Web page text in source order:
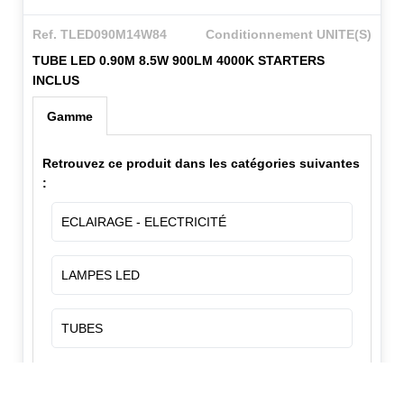
Ref. TLED090M14W84
Conditionnement UNITE(S)
TUBE LED 0.90M 8.5W 900LM 4000K STARTERS
INCLUS
Gamme
Retrouvez ce produit dans les catégories suivantes
:
ECLAIRAGE - ELECTRICITÉ
LAMPES LED
TUBES